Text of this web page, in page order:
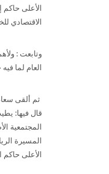
الأعلى حاكم
الاقتصادي
وتابعت :
العام لما
ثم ألقى
قال فيها:
المجتمعية
المسيرة
الأعلى حاكم